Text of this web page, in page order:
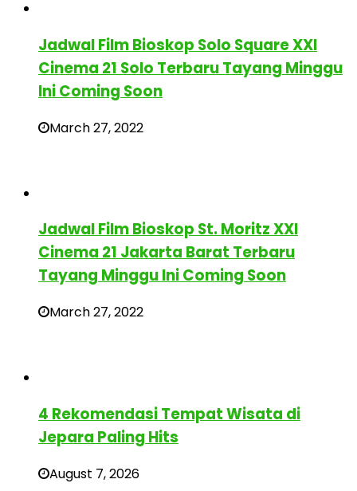
Jadwal Film Bioskop Solo Square XXI
Cinema 21 Solo Terbaru Tayang Minggu
Ini Coming Soon
March 27, 2022
Jadwal Film Bioskop St. Moritz XXI
Cinema 21 Jakarta Barat Terbaru
Tayang Minggu Ini Coming Soon
March 27, 2022
4 Rekomendasi Tempat Wisata di
Jepara Paling Hits
August 7, 2026